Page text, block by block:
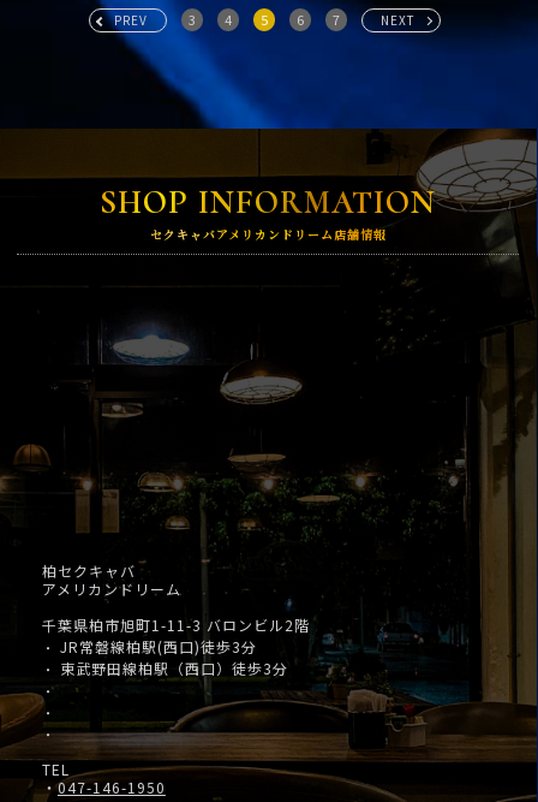
PREV 3 4 5 6 7 NEXT
SHOP INFORMATION
セクキャバアメリカンドリーム店舗情報
柏セクキャバ
アメリカンドリーム
千葉県柏市旭町1-11-3 バロンビル2階
・ JR常磐線柏駅(西口)徒歩3分
・ 東武野田線柏駅（西口）徒歩3分
・
・
・
TEL
・047-146-1950